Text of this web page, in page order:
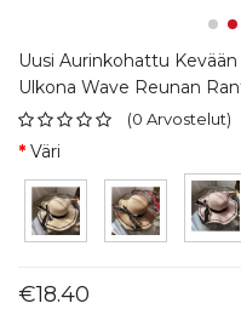
Uusi Aurinkohattu
Ulkona Wave Reunan
(0 Arvostelut)
Väri
€18.40